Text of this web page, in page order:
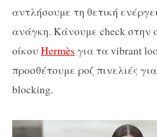
αντλήσουμε τη θετική
ανάγκη. Κάνουμε check στην
οίκου Hermès για τα vibrant
προσθέτουμε ροζ πινελιές
blocking.